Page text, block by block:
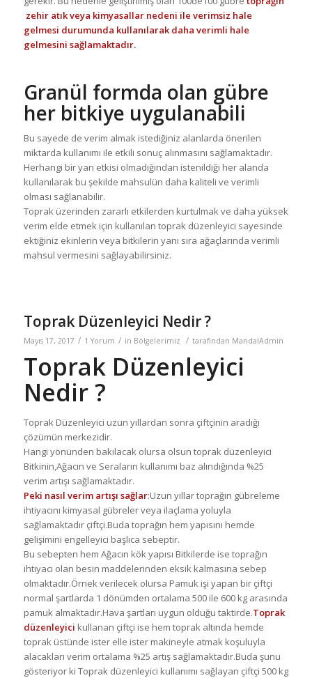
zehir atık veya kimyasallar nedeni ile verimsiz hale
gelmesi durumunda kullanılarak daha verimli hale
gelmesini sağlamaktadır.
Granül formda olan gübre
her bitkiye uygulanabili
Bu sayede de verim almak istediğiniz alanlarda önerilen
miktarda kullanımı ile etkili sonuç alınmasını sağlamaktadır.
Herhangi bir yan etkisi olmadığından istenildiği her alanda
kullanılarak bu şekilde mahsulün daha kaliteli ve verimli
olması sağlanabilir.
Toprak üzerinden zararlı etkilerden kurtulmak ve daha yüksek
verim elde etmek için kullanılan toprak düzenleyici sayesinde
ektiğiniz ekinlerin veya bitkilerin yanı sıra ağaçlarında verimli
mahsul vermesini sağlayabilirsiniz.
Toprak Düzenleyici Nedir ?
Mayıs 17, 2017 / 1 Yorum / in Bölgelerimiz / tarafından MandalAdmin
Toprak Düzenleyici
Nedir ?
Toprak Düzenleyici uzun yıllardan sonra çiftçinin aradığı
çözümün merkezidir.
Hangi yönünden bakılacak olursa olsun toprak düzenleyici
Bitkinin,Ağacın ve Seraların kullanımı baz alındığında %25
verim artışı sağlamaktadır.
Peki nasıl verim artışı sağlar:Uzun yıllar toprağın gübreleme
ihtiyacını kimyasal gübreler veya ilaçlama yoluyla
sağlamaktadır çiftçi.Buda toprağın hem yapısını hemde
gelişimini engelleyici başlıca sebeptir.
Bu sebepten hem Ağacın kök yapısı Bitkilerde ise toprağın
ihtiyacı olan besin maddelerinden eksik kalmasına sebep
olmaktadır.Örnek verilecek olursa Pamuk işi yapan bir çiftçi
normal şartlarda 1 dönümden ortalama 500 ile 600 kg arasında
pamuk almaktadır.Hava şartları uygun olduğu taktirde.Toprak
düzenleyici kullanan çiftçi ise hem toprak altında hemde
toprak üstünde ister elle ister makineyle atmak koşuluyla
alacakları verim ortalama %25 artış sağlamaktadır.Buda şunu
gösteriyor ki Toprak düzenleyici kullanımı sağlayan çiftçi 500 kg